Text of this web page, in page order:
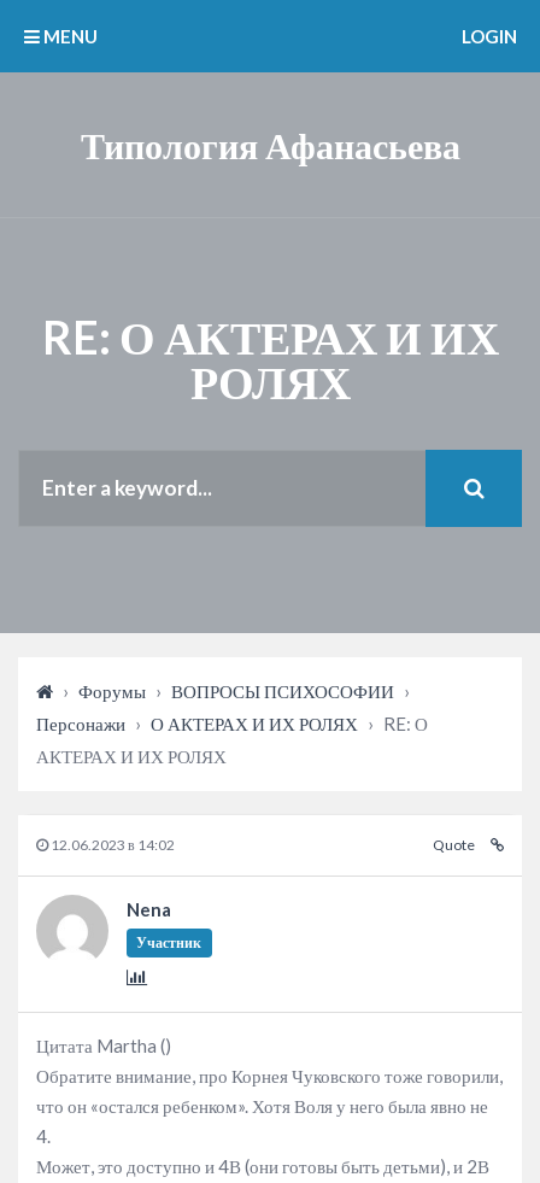
Типология Афанасьева
MENU LOGIN
RE: О АКТЕРАХ И ИХ
РОЛЯХ
› Форумы › ВОПРОСЫ ПСИХОСОФИИ ›
Персонажи › О АКТЕРАХ И ИХ РОЛЯХ › RE: О
АКТЕРАХ И ИХ РОЛЯХ
12.06.2023 в 14:02 Quote
Nena
Участник
Цитата Martha ()
Обратите внимание, про Корнея Чуковского тоже говорили,
что он «остался ребенком». Хотя Воля у него была явно не
4.
Может, это доступно и 4В (они готовы быть детьми), и 2В